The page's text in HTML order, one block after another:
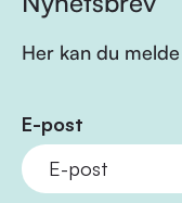
Her kan du
E-post